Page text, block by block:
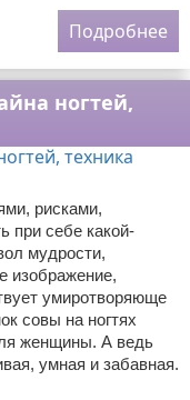
Подробнее
ногтей,
рисками,
при себе какой-
мудрости,
изображение,
умиротворяюще
совы на ногтях
женщины. А ведь
умная и забавная.